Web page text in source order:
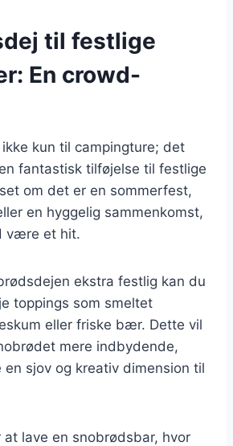
til festlige
En crowd-
kun til campingture; det
fantastisk tilføjelse til festlige
om det er en sommerfest,
en hyggelig sammenkomst,
være et hit.
ekstra festlig kan du
toppings som smeltet
eller friske bær. Dette vil
mere indbydende,
en sjov og kreativ dimension til
at lave en snobrødsbar, hvor